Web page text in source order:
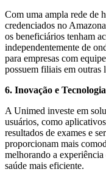
Com uma ampla rede de
credenciados no
os beneficiários tenham
independentemente de
para empresas com
possuem filiais em outras
6. Inovação e
A Unimed investe em
usuários, como
resultados de exames e
proporcionam mais
melhorando a
saúde mais eficiente.